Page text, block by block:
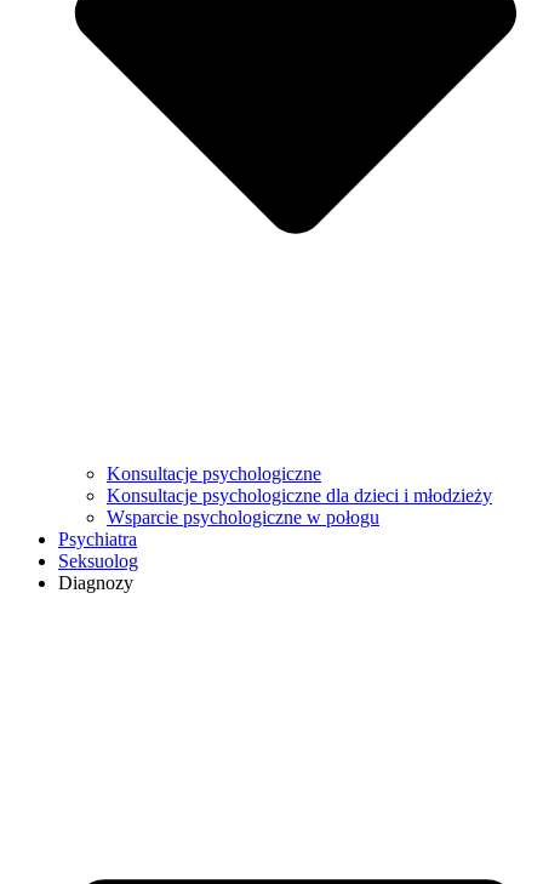
Konsultacje psychologiczne
Konsultacje psychologiczne dla dzieci i młodzieży
Wsparcie psychologiczne w połogu
Psychiatra
Seksuolog
Diagnozy